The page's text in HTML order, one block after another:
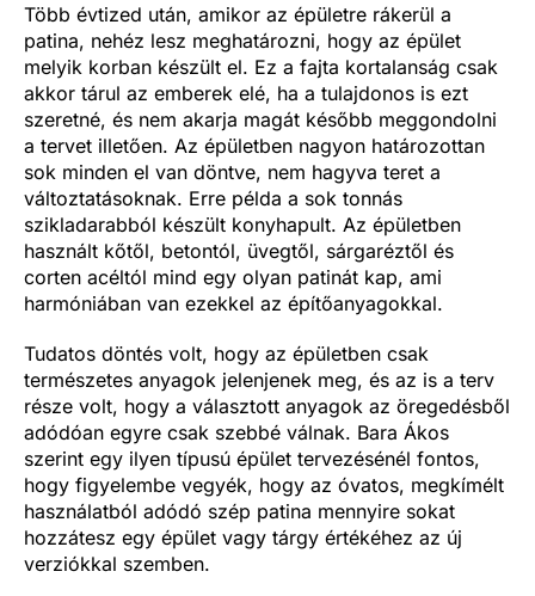
Több évtized után, amikor az épületre rákerül a
patina, nehéz lesz meghatározni, hogy az épület
melyik korban készült el. Ez a fajta kortalanság csak
akkor tárul az emberek elé, ha a tulajdonos is ezt
szeretné, és nem akarja magát később meggondolni
a tervet illetően. Az épületben nagyon határozottan
sok minden el van döntve, nem hagyva teret a
változtatásoknak. Erre példa a sok tonnás
szikladarabból készült konyhapult. Az épületben
használt kőtől, betontól, üvegtől, sárgaréztől és
corten acéltól mind egy olyan patinát kap, ami
harmóniában van ezekkel az építőanyagokkal.
Tudatos döntés volt, hogy az épületben csak
természetes anyagok jelenjenek meg, és az is a terv
része volt, hogy a választott anyagok az öregedésből
adódóan egyre csak szebbé válnak. Bara Ákos
szerint egy ilyen típusú épület tervezésénél fontos,
hogy figyelembe vegyék, hogy az óvatos, megkímélt
használatból adódó szép patina mennyire sokat
hozzátesz egy épület vagy tárgy értékéhez az új
verziókkal szemben.